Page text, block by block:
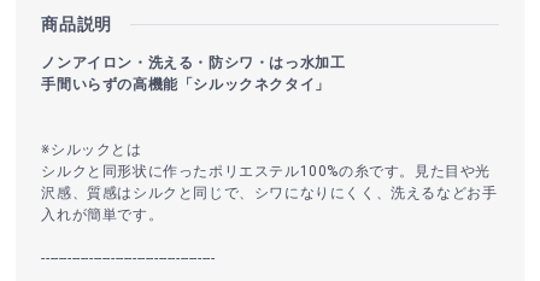
商品説明
ノンアイロン・洗える・防シワ・はっ水加工
手間いらずの高機能「シルックネクタイ」
※シルックとは
シルクと同形状に作ったポリエステル100%の糸です。見た目や光
沢感、質感はシルクと同じで、シワになりにくく、洗えるなどお手
入れが簡単です。
----------------------------------------